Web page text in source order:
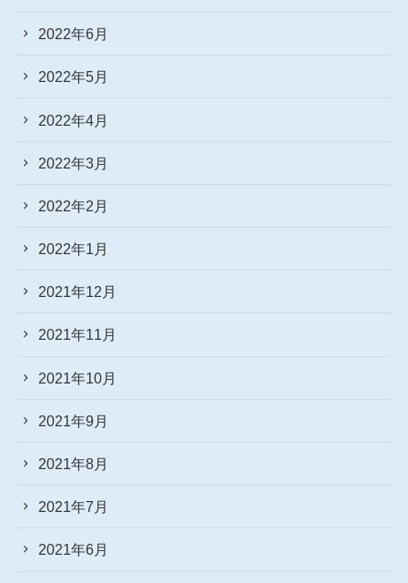
2022年6月
2022年5月
2022年4月
2022年3月
2022年2月
2022年1月
2021年12月
2021年11月
2021年10月
2021年9月
2021年8月
2021年7月
2021年6月